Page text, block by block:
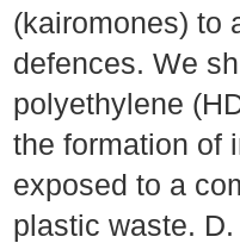
(kairomones) to
defences. We
polyethylene
the formation of
exposed to a
plastic waste.